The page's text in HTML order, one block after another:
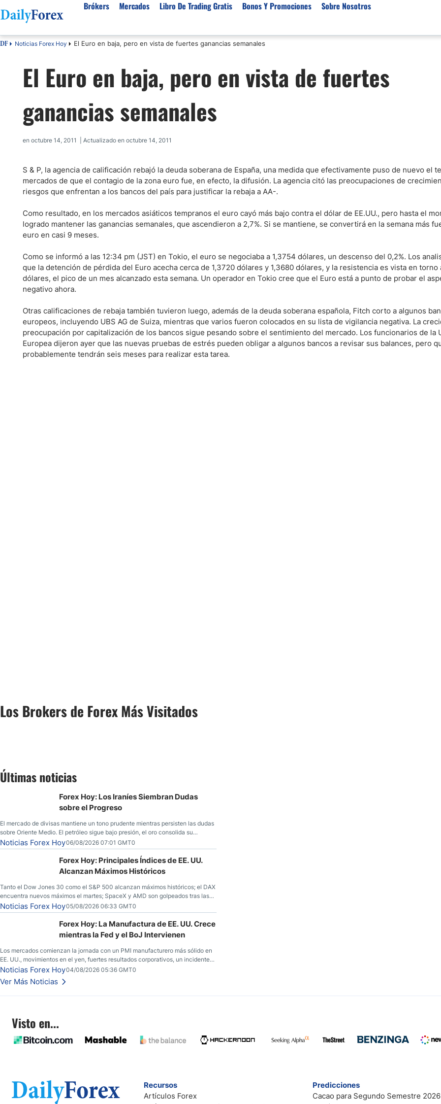
Brókers
España
Argentina
Rep. Dominicana
Mexico
Guatemala
Cuba
Ecuador
Paraguay
Panama
Latinoamérica
Bolivia
Nicaragua
Estados Unidos
Brokers Regulados
Brokers Para Scalping
Brokers de Trading Automático
Lista de Mejores Prop
Empresas de Fondeo en
Mercados
Divisas
EUR/USD
USD/COP
USD/PEN
Todas las Divisas
Materias Primas
Precio del Cafe
Precio del Cacao
Oro (XAU/USD)
Plata (XAG/USD)
Petróleo WTI
Todas las Materias Primas
Indices
Nasdaq 100
IBEX 35
Todos los índices
Acciones
Nvidia (NVDA)
Banco Santander (SAN)
Todas las Acciones
Análisis Forex
Señales Forex Gratis
Libro De Trading Gratis Bonos Y Promociones Sobre Nosotros
Sobre Nosotros
Política editorial
Cómo generamos ingresos
Nuestra metodología
DF Noticias Forex Hoy El Euro en baja, pero en vista de fuertes ganancias semanales
El Euro en baja, pero en vista de fuertes
ganancias semanales
en octubre 14, 2011 | Actualizado en octubre 14, 2011
S & P, la agencia de calificación rebajó la deuda soberana de España, una medida que efectivamente puso de nuevo el
mercados de que el contagio de la zona euro fue, en efecto, la difusión. La agencia citó las preocupaciones de
riesgos que enfrentan a los bancos del país para justificar la rebaja a AA-.
Como resultado, en los mercados asiáticos tempranos el euro cayó más bajo contra el dólar de EE.UU., pero hasta el
logrado mantener las ganancias semanales, que ascendieron a 2,7%. Si se mantiene, se convertirá en la semana más
euro en casi 9 meses.
Como se informó a las 12:34 pm (JST) en Tokio, el euro se negociaba a 1,3754 dólares, un descenso del 0,2%. Los
que la detención de pérdida del Euro acecha cerca de 1,3720 dólares y 1,3680 dólares, y la resistencia es vista en torno
dólares, el pico de un mes alcanzado esta semana. Un operador en Tokio cree que el Euro está a punto de probar el
negativo ahora.
Otras calificaciones de rebaja también tuvieron luego, además de la deuda soberana española, Fitch corto a algunos
europeos, incluyendo UBS AG de Suiza, mientras que varios fueron colocados en su lista de vigilancia negativa. La
preocupación por capitalización de los bancos sigue pesando sobre el sentimiento del mercado. Los funcionarios de la
Europea dijeron ayer que las nuevas pruebas de estrés pueden obligar a algunos bancos a revisar sus balances, pero
probablemente tendrán seis meses para realizar esta tarea.
Los Brokers de Forex Más Visitados
Últimas noticias
Forex Hoy: Los Iraníes Siembran Dudas
sobre el Progreso
El mercado de divisas mantiene un tono prudente mientras persisten las dudas
sobre Oriente Medio. El petróleo sigue bajo presión, el oro consolida su
fortaleza y los operadores esperan nuevas referencias económicas desde
Estados Unidos.
Noticias Forex Hoy06/08/2026 07:01 GMT0
Forex Hoy: Principales Índices de EE. UU.
Alcanzan Máximos Históricos
Tanto el Dow Jones 30 como el S&P 500 alcanzan máximos históricos; el DAX
encuentra nuevos máximos el martes; SpaceX y AMD son golpeados tras las
llamadas de ganancias; el petróleo crudo cae por debajo de los $80 con
nuevas esperanzas; el dólar estadounidense continúa intentando estabilizarse
frente al yen; el peso mexicano ve un repunte a medida que las tasas caen en
Noticias Forex Hoy05/08/2026 06:33 GMT0
Forex Hoy: La Manufactura de EE. UU. Crece
mientras la Fed y el BoJ Intervienen
Los mercados comienzan la jornada con un PMI manufacturero más sólido en
EE. UU., movimientos en el yen, fuertes resultados corporativos, un incidente
de seguridad en Bitcoin y nuevas señales desde el mercado del petróleo.
Noticias Forex Hoy04/08/2026 05:36 GMT0
Ver Más Noticias
Visto en...
Recursos
Artículos Forex
Predicciones
Cacao para Segundo Semestre 2026